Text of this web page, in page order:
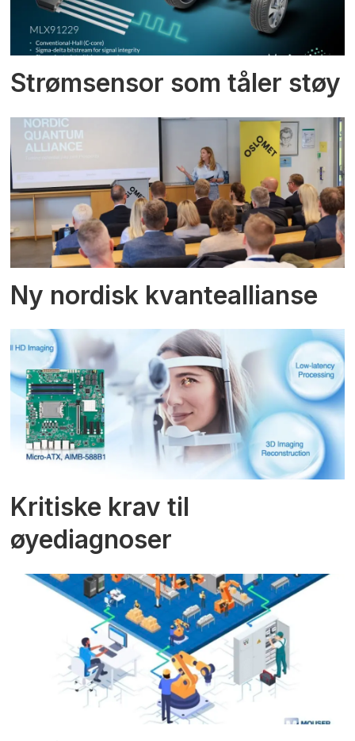
Strømsensor som tåler støy
Ny nordisk kvanteallianse
Kritiske krav til
øyediagnoser